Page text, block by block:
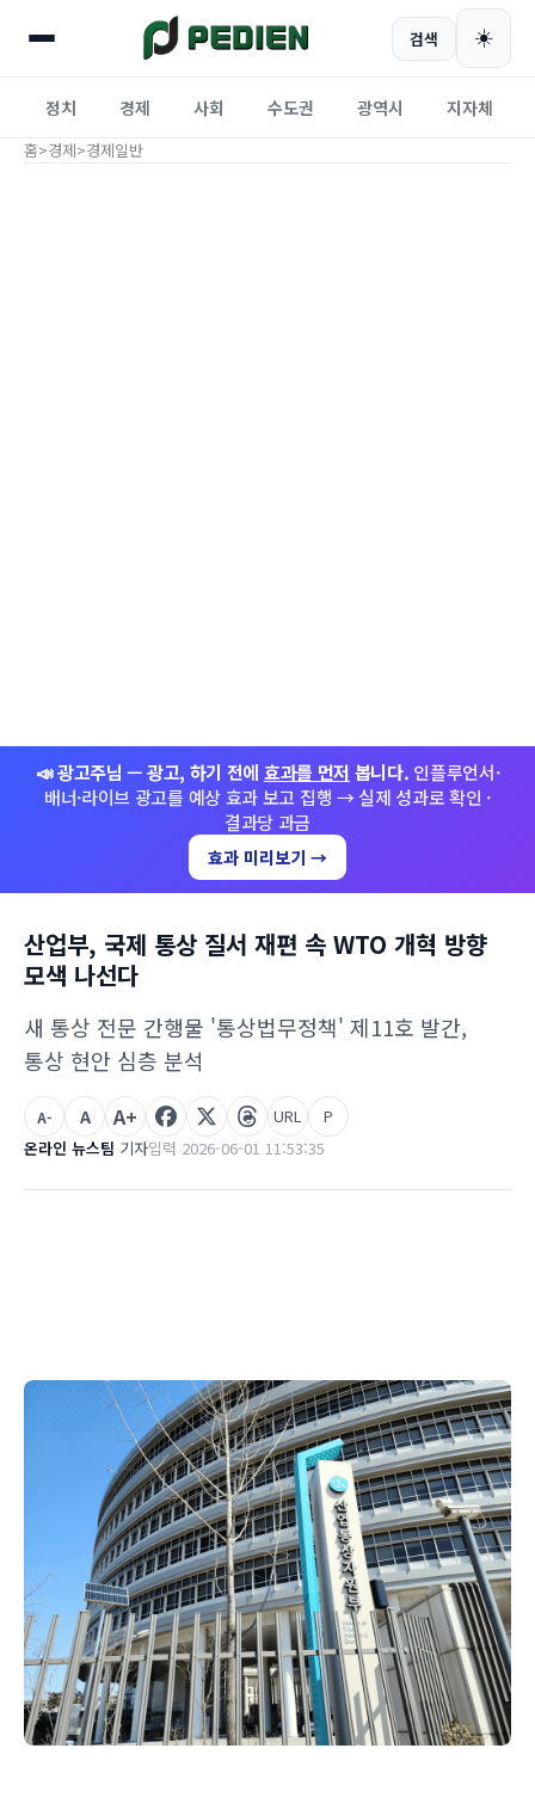
검색 ☀️
정치 경제 사회 수도권 광역시 지자체
홈>경제>경제일반
📣 광고주님 — 광고, 하기 전에 효과를 먼저 봅니다. 인플루언서·
배너·라이브 광고를 예상 효과 보고 집행 → 실제 성과로 확인 ·
결과당 과금
효과 미리보기 →
산업부, 국제 통상 질서 재편 속 WTO 개혁 방향
모색 나선다
새 통상 전문 간행물 '통상법무정책' 제11호 발간,
통상 현안 심층 분석
온라인 뉴스팀 기자입력 2026-06-01 11:53:35
A- A A+ URL P